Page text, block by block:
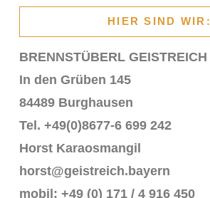
HIER SIND WIR:
BRENNSTÜBERL GEISTREICH
In den Grüben 145
84489 Burghausen
Tel. +49(0)8677-6 699 242
Horst Karaosmangil
horst@geistreich.bayern
mobil: +49 (0) 171 / 4 916 450